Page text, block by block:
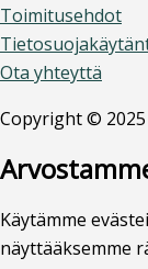
Toimitusehdot
Ota yhteyttä
Copyright ©
Käytämme
näyttääksemme